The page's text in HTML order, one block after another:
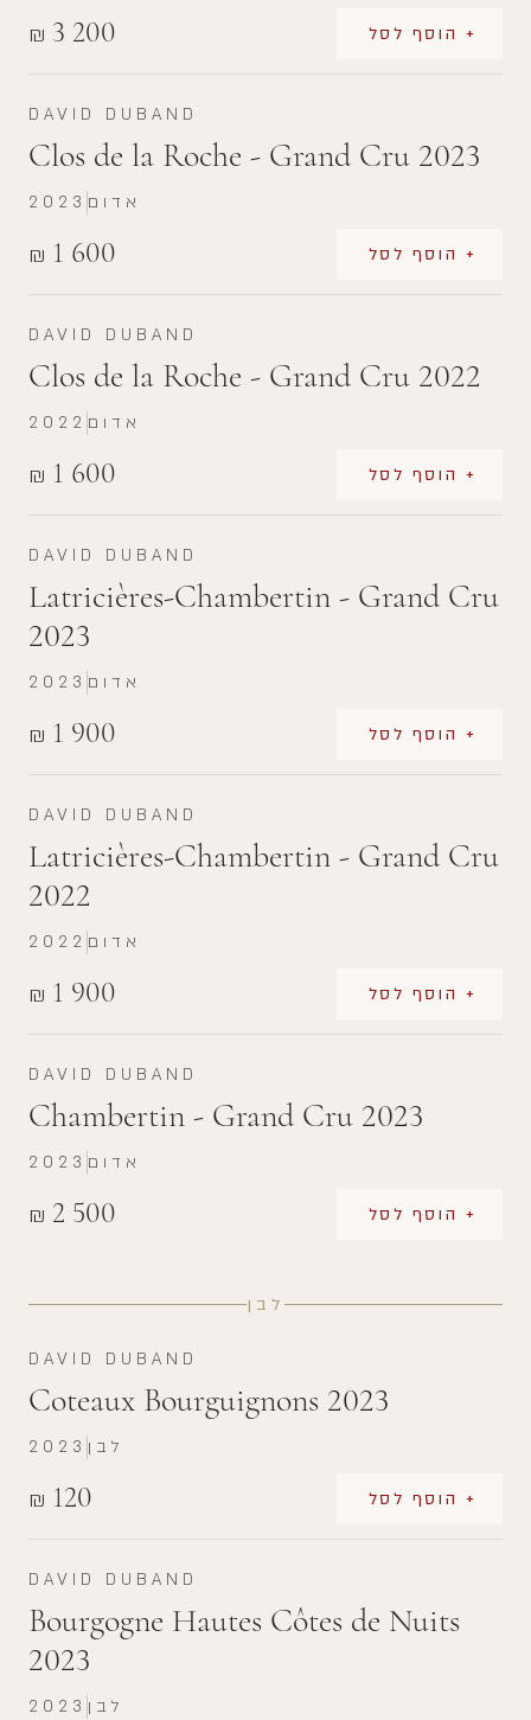
₪ 3 200 + הוסף לסל
DAVID DUBAND
Clos de la Roche - Grand Cru 2023
₪ 1 600 + הוסף לסל
2023 אדום
DAVID DUBAND
Clos de la Roche - Grand Cru 2022
₪ 1 600 + הוסף לסל
2022 אדום
DAVID DUBAND
Latricières-Chambertin - Grand Cru
2023
₪ 1 900 + הוסף לסל
2023 אדום
DAVID DUBAND
Latricières-Chambertin - Grand Cru
2022
₪ 1 900 + הוסף לסל
2022 אדום
DAVID DUBAND
Chambertin - Grand Cru 2023
₪ 2 500 + הוסף לסל
2023 אדום
לבן
DAVID DUBAND
Coteaux Bourguignons 2023
₪ 120 + הוסף לסל
2023 לבן
DAVID DUBAND
Bourgogne Hautes Côtes de Nuits
2023
2023 לבן